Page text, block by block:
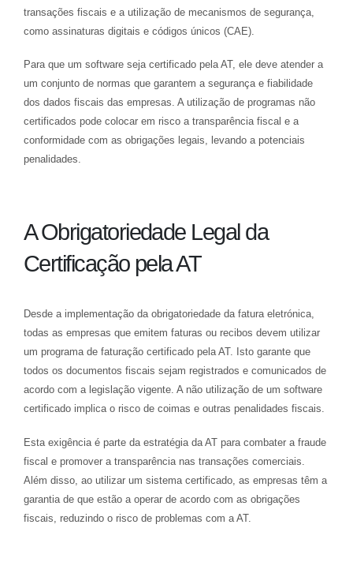
transações fiscais e a utilização de mecanismos de segurança,
como assinaturas digitais e códigos únicos (CAE).
Para que um software seja certificado pela AT, ele deve atender a
um conjunto de normas que garantem a segurança e fiabilidade
dos dados fiscais das empresas. A utilização de programas não
certificados pode colocar em risco a transparência fiscal e a
conformidade com as obrigações legais, levando a potenciais
penalidades.
A Obrigatoriedade Legal da
Certificação pela AT
Desde a implementação da obrigatoriedade da fatura eletrónica,
todas as empresas que emitem faturas ou recibos devem utilizar
um programa de faturação certificado pela AT. Isto garante que
todos os documentos fiscais sejam registrados e comunicados de
acordo com a legislação vigente. A não utilização de um software
certificado implica o risco de coimas e outras penalidades fiscais.
Esta exigência é parte da estratégia da AT para combater a fraude
fiscal e promover a transparência nas transações comerciais.
Além disso, ao utilizar um sistema certificado, as empresas têm a
garantia de que estão a operar de acordo com as obrigações
fiscais, reduzindo o risco de problemas com a AT.